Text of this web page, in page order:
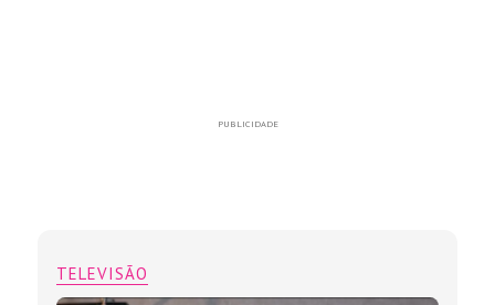
PUBLICIDADE
TELEVISÃO